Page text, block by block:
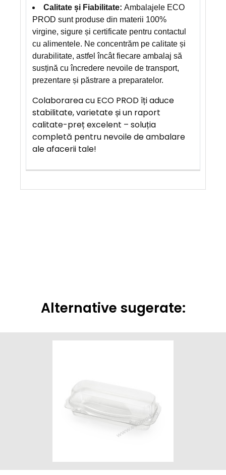
Calitate și Fiabilitate: Ambalajele ECO
PROD sunt produse din materii 100%
virgine, sigure și certificate pentru contactul
cu alimentele. Ne concentrăm pe calitate și
durabilitate, astfel încât fiecare ambalaj să
susțină cu încredere nevoile de transport,
prezentare și păstrare a preparatelor.
Colaborarea cu ECO PROD îți aduce
stabilitate, varietate și un raport
calitate-preț excelent – soluția
completă pentru nevoile de ambalare
ale afacerii tale!
Alternative sugerate: